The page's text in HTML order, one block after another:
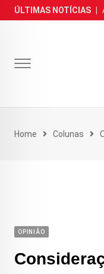
Skip
to
ÚLTIMAS NOTÍCIAS
Home Colunas
OPINIÃO